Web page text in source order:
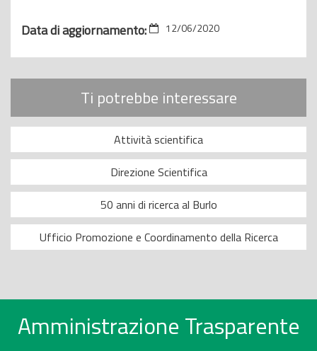
Data di aggiornamento: 12/06/2020
Ti potrebbe interessare
Attività scientifica
Direzione Scientifica
50 anni di ricerca al Burlo
Ufficio Promozione e Coordinamento della Ricerca
Amministrazione Trasparente